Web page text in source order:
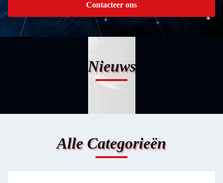
Contacteer ons
Nieuws
Alle Categorieën